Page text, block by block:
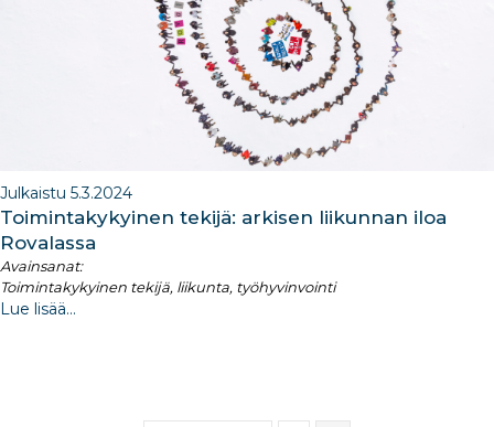
Julkaistu 5.3.2024
Toimintakykyinen tekijä: arkisen liikunnan iloa
Rovalassa
Avainsanat:
Toimintakykyinen tekijä, liikunta, työhyvinvointi
Lue lisää...